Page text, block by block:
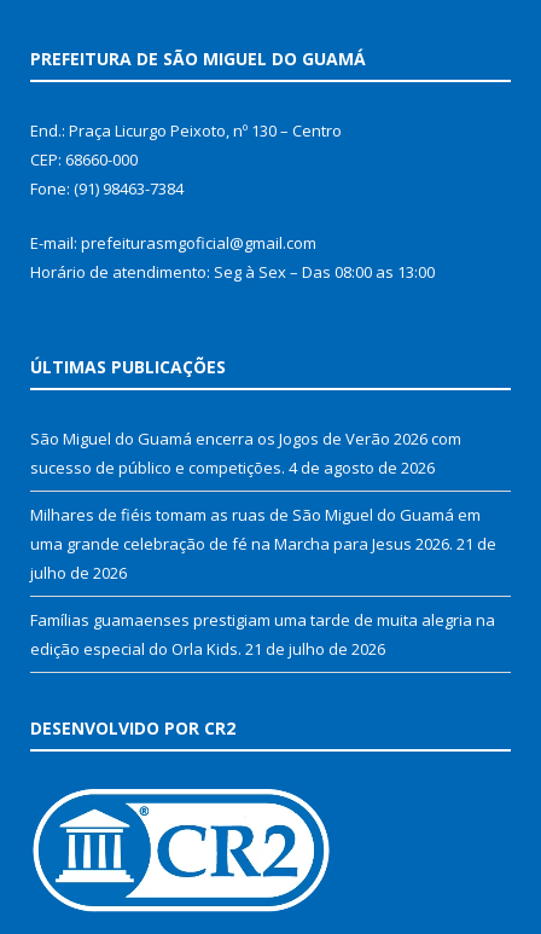
PREFEITURA DE SÃO MIGUEL DO GUAMÁ
End.: Praça Licurgo Peixoto, nº 130 – Centro
CEP: 68660-000
Fone: (91) 98463-7384
E-mail: prefeiturasmgoficial@gmail.com
Horário de atendimento: Seg à Sex – Das 08:00 as 13:00
ÚLTIMAS PUBLICAÇÕES
São Miguel do Guamá encerra os Jogos de Verão 2026 com
sucesso de público e competições. 4 de agosto de 2026
Milhares de fiéis tomam as ruas de São Miguel do Guamá em
uma grande celebração de fé na Marcha para Jesus 2026. 21 de
julho de 2026
Famílias guamaenses prestigiam uma tarde de muita alegria na
edição especial do Orla Kids. 21 de julho de 2026
DESENVOLVIDO POR CR2